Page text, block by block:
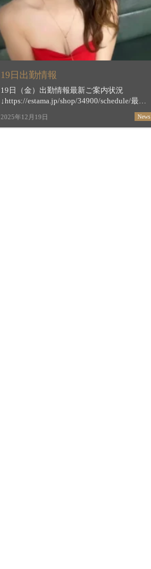
19日出勤情報
19日（金）出勤情報最新ご案内状況
↓https://estama.jp/shop/34900/schedule/最短
ご案内時間＆お店からの新着メッセージ
↓https://estama.jp/shop/34900/【すすき […]
2025年12月19日 News